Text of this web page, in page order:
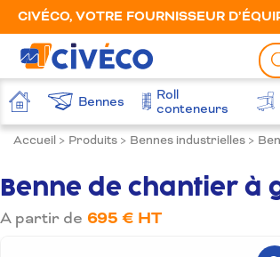
CIVÉCO, VOTRE FOURNISSEUR
un
Accueil Bennes
Roll
conteneurs
Accueil > Produits > Bennes industrielles >
Benne de chantier à
A partir de 695 € HT